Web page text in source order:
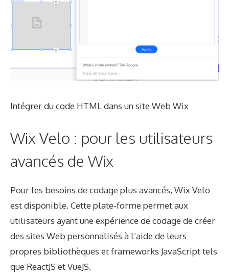
Intégrer du code HTML dans un site Web Wix
Wix Velo : pour les utilisateurs
avancés de Wix
Pour les besoins de codage plus avancés, Wix Velo
est disponible. Cette plate-forme permet aux
utilisateurs ayant une expérience de codage de créer
des sites Web personnalisés à l’aide de leurs
propres bibliothèques et frameworks JavaScript tels
que ReactJS et VueJS.